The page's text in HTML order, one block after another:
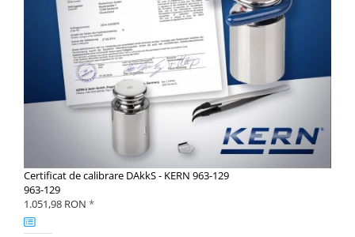
Certificat de calibrare DAkkS - KERN 963-129
963-129
1.051,98 RON *